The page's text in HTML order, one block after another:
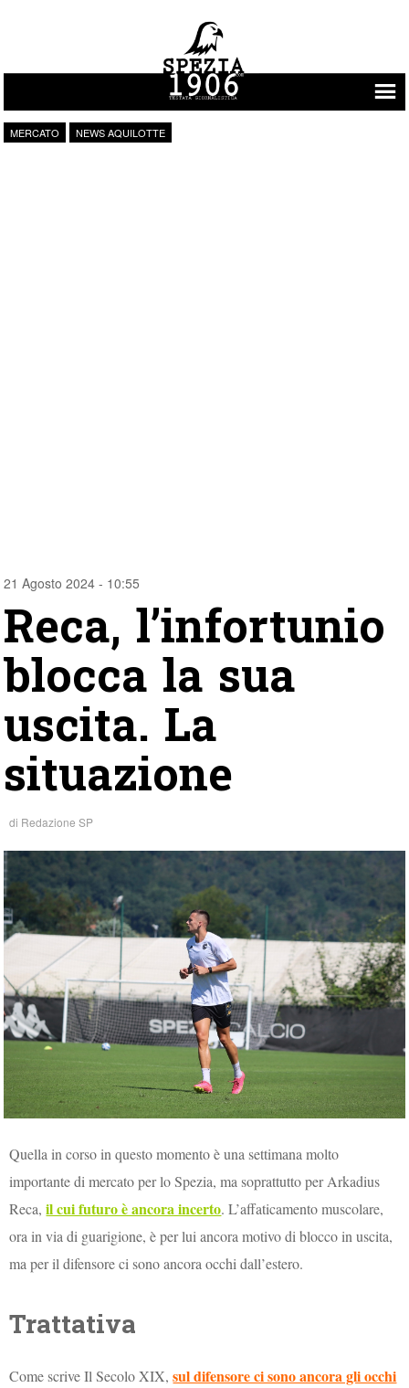
Vai al contenuto
MERCATO NEWS AQUILOTTE
21 Agosto 2024 - 10:55
Reca, l’infortunio
blocca la sua
uscita. La
situazione
di Redazione SP
Quella in corso in questo momento è una settimana molto
importante di mercato per lo Spezia, ma soprattutto per Arkadius
Reca,il cui futuro è ancora incerto. L’affaticamento muscolare,
ora in via di guarigione, è per lui ancora motivo di blocco in uscita,
ma per il difensore ci sono ancora occhi dall’estero.
Trattativa
Come scrive Il Secolo XIX,sul difensore ci sono ancora gli occhi